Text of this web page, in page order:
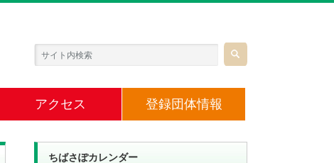
アクセス 登録団体情報
ちばさぽカレンダー